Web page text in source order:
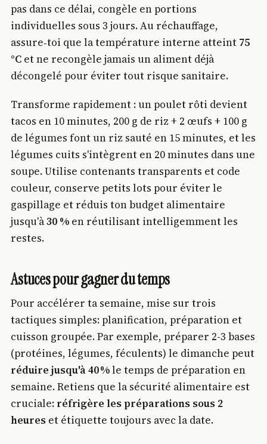
pas dans ce délai, congèle en portions
individuelles sous 3 jours. Au réchauffage,
assure‑toi que la température interne atteint 75
°C et ne recongèle jamais un aliment déjà
décongelé pour éviter tout risque sanitaire.
Transforme rapidement : un poulet rôti devient
tacos en 10 minutes, 200 g de riz + 2 œufs + 100 g
de légumes font un riz sauté en 15 minutes, et les
légumes cuits s'intègrent en 20 minutes dans une
soupe. Utilise contenants transparents et code
couleur, conserve petits lots pour éviter le
gaspillage et réduis ton budget alimentaire
jusqu'à30 % en réutilisant intelligemment les
restes.
Astuces pour gagner du temps
Pour accélérer ta semaine, mise sur trois
tactiques simples: planification, préparation et
cuisson groupée. Par exemple, préparer 2-3 bases
(protéines, légumes, féculents) le dimanche peut
réduire jusqu'à 40 %le temps de préparation en
semaine. Retiens que la sécurité alimentaire est
cruciale: réfrigère les préparations sous 2
heures et étiquette toujours avec la date.